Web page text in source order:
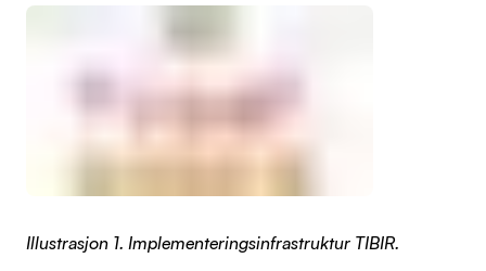
Illustrasjon 1. Implementeringsinfrastruktur TIBIR.